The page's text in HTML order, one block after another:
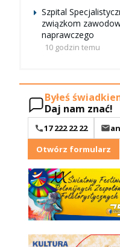
Szpital
związkom
naprawczego
10 godzin temu
Byłeś
Daj nam znać!
17 222 22 22
Otwórz formularz